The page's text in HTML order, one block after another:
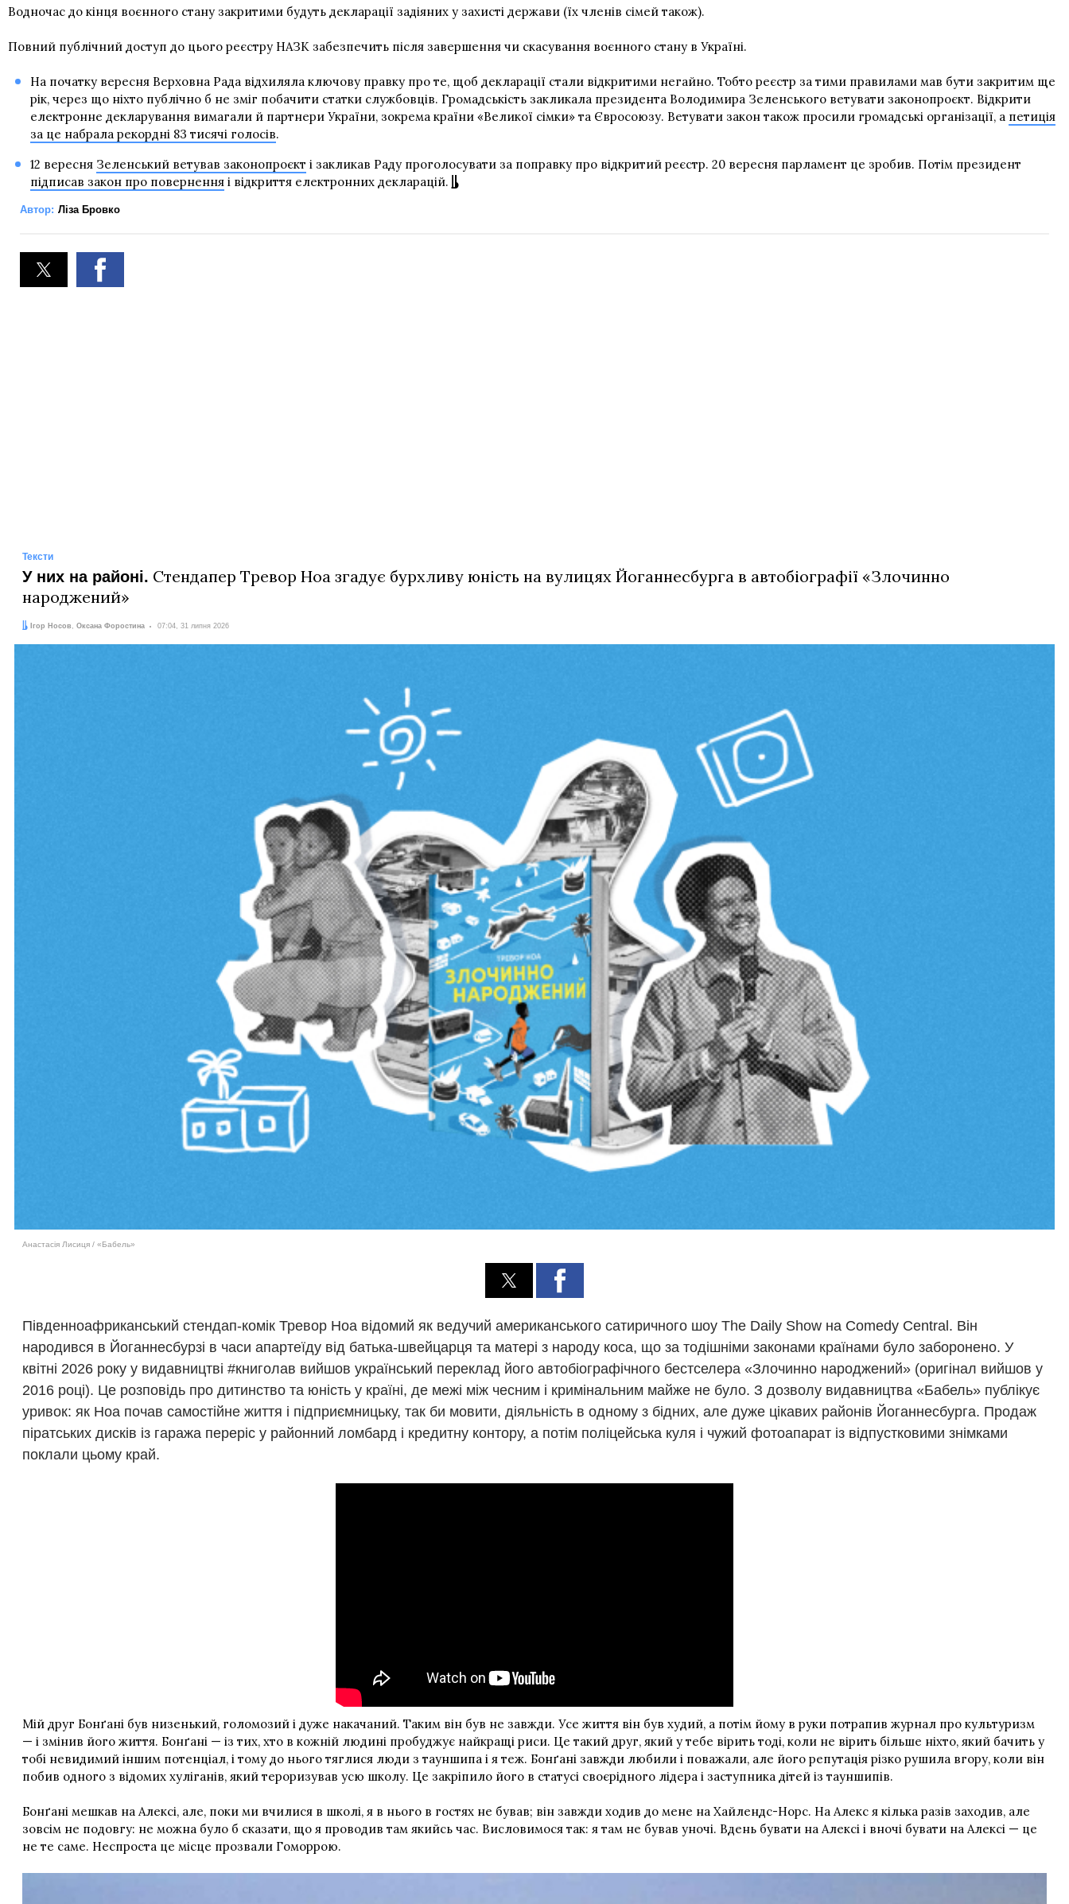
Водночас до кінця воєнного стану закритими будуть декларації задіяних у захисті держави (їх членів сімей також).
Повний публічний доступ до цього реєстру НАЗК забезпечить після завершення чи скасування воєнного стану в Україні.
На початку вересня Верховна Рада відхиляла ключову правку про те, щоб декларації стали відкритими негайно. Тобто реєстр за тими правилами мав бути закритим ще
рік, через що ніхто публічно б не зміг побачити статки службовців. Громадськість закликала президента Володимира Зеленського ветувати законопроєкт. Відкрити
електронне декларування вимагали й партнери України, зокрема країни «Великої сімки» та Євросоюзу. Ветувати закон також просили громадські організації, а петиція
за це набрала рекордні 83 тисячі голосів.
12 вересня Зеленський ветував законопроєкт і закликав Раду проголосувати за поправку про відкритий реєстр. 20 вересня парламент це зробив. Потім президент
підписав закон про поверненняі відкриття електронних декларацій.
Автор: Ліза Бровко